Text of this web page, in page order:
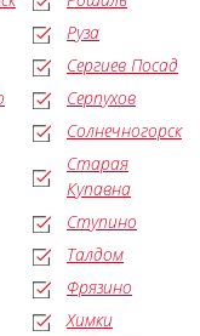
Руза
Сергиев Посад
Серпухов
Солнечногорск
Старая
Купавна
Ступино
Талдом
Фрязино
Химки